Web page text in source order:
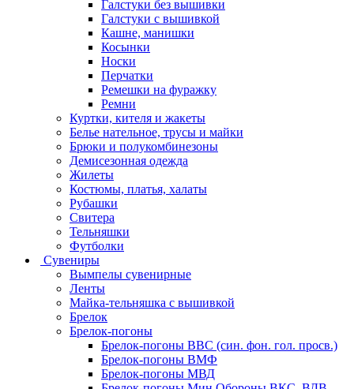
Галстуки без вышивки
Галстуки с вышивкой
Кашне, манишки
Косынки
Носки
Перчатки
Ремешки на фуражку
Ремни
Куртки, кителя и жакеты
Белье нательное, трусы и майки
Брюки и полукомбинезоны
Демисезонная одежда
Жилеты
Костюмы, платья, халаты
Рубашки
Свитера
Тельняшки
Футболки
Сувениры
Вымпелы сувенирные
Ленты
Майка-тельняшка с вышивкой
Брелок
Брелок-погоны
Брелок-погоны ВВС (син. фон. гол. просв.)
Брелок-погоны ВМФ
Брелок-погоны МВД